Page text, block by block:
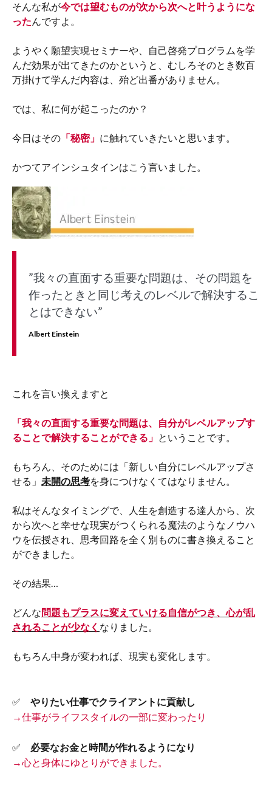
そんな私が今では望むものが次から次へと叶うようにな
ったんですよ。
ようやく願望実現セミナーや、自己啓発プログラムを学
んだ効果が出てきたのかというと、むしろそのとき数百
万掛けて学んだ内容は、殆ど出番がありません。
では、私に何が起こったのか？
今日はその 「秘密」 に触れていきたいと思います。
かつてアインシュタインはこう言いました。
”我々の直面する重要な問題は、その問題を
作ったときと同じ考えのレベルで解決するこ
とはできない”
Albert Einstein
これを言い換えますと
「我々の直面する重要な問題は、自分がレベルアップす
ることで解決することができる」 ということです。
もちろん、そのためには「新しい自分にレベルアップさ
せる」 未開の思考を身につけなくてはなりません。
私はそんなタイミングで、人生を創造する達人から、次
から次へと幸せな現実がつくられる魔法のようなノウハ
ウを伝授され、思考回路を全く別ものに書き換えること
ができました。
その結果…
どんな問題もプラスに変えていける自信がつき、心が乱
されることが少なく なりました。
もちろん中身が変われば、現実も変化します。
✅ やりたい仕事でクライアントに貢献し
→仕事がライフスタイルの一部に変わったり
✅ 必要なお金と時間が作れるようになり
→心と身体にゆとりができました。